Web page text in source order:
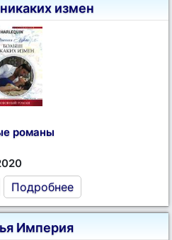
измен
романы
Подробнее
Империя